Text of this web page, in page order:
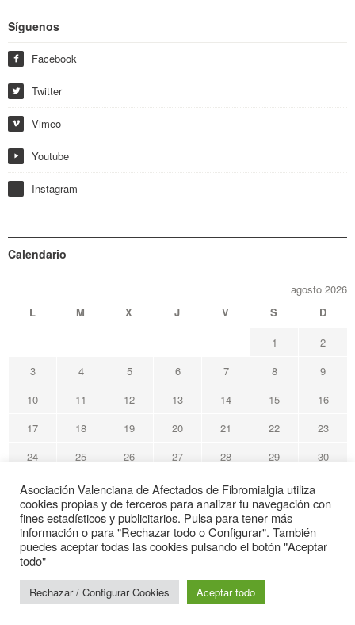
Síguenos
f Facebook
w Twitter
i Vimeo
y Youtube
Instagram
Calendario
agosto 2026
L
M X J V S
D
1
2
3
4 5 6 7 8
9
10
11 12 13 14 15
16
17
18 19 20 21 22
23
24
25 26 27 28 29
30
31
« May
Avafi Asociación Valenciana de Afectados de Fibromialgia
Web de interés sanitario
Asociación Valenciana de Afectados de Fibromialgia utiliza
cookies propias y de terceros para analizar tu navegación con
fines estadísticos y publicitarios. Pulsa para tener más
información o para "Rechazar todo o Configurar". También
puedes aceptar todas las cookies pulsando el botón "Aceptar
todo"
Rechazar / Configurar Cookies Aceptar todo